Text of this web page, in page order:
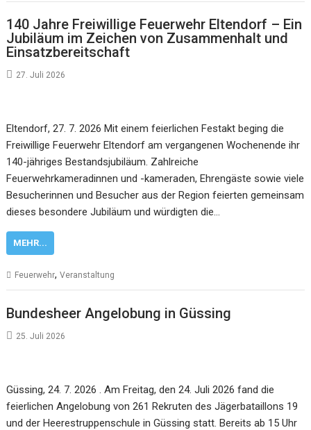
140 Jahre Freiwillige Feuerwehr Eltendorf – Ein
Jubiläum im Zeichen von Zusammenhalt und
Einsatzbereitschaft
27. Juli 2026
Eltendorf, 27. 7. 2026 Mit einem feierlichen Festakt beging die
Freiwillige Feuerwehr Eltendorf am vergangenen Wochenende ihr
140-jähriges Bestandsjubiläum. Zahlreiche
Feuerwehrkameradinnen und -kameraden, Ehrengäste sowie viele
Besucherinnen und Besucher aus der Region feierten gemeinsam
dieses besondere Jubiläum und würdigten die…
MEHR...
Feuerwehr,Veranstaltung
Bundesheer Angelobung in Güssing
25. Juli 2026
Güssing, 24. 7. 2026 . Am Freitag, den 24. Juli 2026 fand die
feierlichen Angelobung von 261 Rekruten des Jägerbataillons 19
und der Heerestruppenschule in Güssing statt. Bereits ab 15 Uhr